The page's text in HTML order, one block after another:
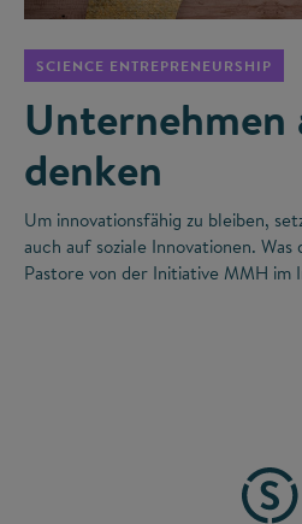
SCIENCE ENTREPRENEURSHIP
Unternehmen
denken
Um innovationsfähig zu bleiben,
auch auf soziale Innovationen.
Pastore von der Initiative MMH im